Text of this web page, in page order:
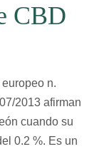
CBD
n.
2013 afirman
cuando su
0.2 %. Es un